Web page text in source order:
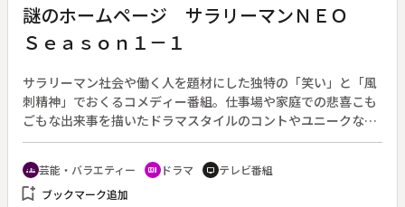
謎のホームページ サラリーマンＮＥＯ
Ｓｅａｓｏｎ１－１
サラリーマン社会や働く人を題材にした独特の「笑い」と「風
刺精神」でおくるコメディー番組。仕事場や家庭での悲喜こも
ごもな出来事を描いたドラマスタイルのコントやユニークなミ
ニドキュメンタリーをオムニバスで構成し、日々のストレスを
笑いで吹き飛ばす。（Ｓｅａｓｏｎ１／２００６年４月４日～
９月２６日放送、全２１回）◆レギュラー放送の第１回は「部
長の親」「ＮＥＯエクスプレス」「企業戦士 社内スタントマ
groups 芸能・バラエティー recent_actors ドラマ tv テレビ番組
bookmark_add ブックマーク追加